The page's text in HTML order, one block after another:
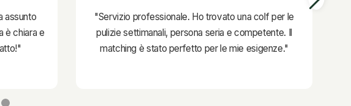
assunto
è chiara e
"Servizio professionale. Ho trovato una colf per le
pulizie settimanali, persona seria e competente. Il
matching è stato perfetto per le mie esigenze."